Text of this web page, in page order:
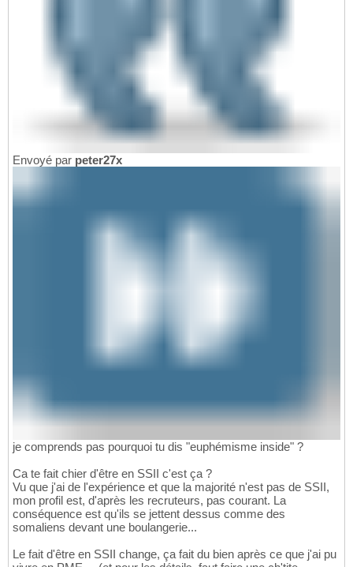
Envoyé par peter27x
je comprends pas pourquoi tu dis "euphémisme inside" ?
Ca te fait chier d'être en SSII c'est ça ?
Vu que j'ai de l'expérience et que la majorité n'est pas de SSII,
mon profil est, d'après les recruteurs, pas courant. La
conséquence est qu'ils se jettent dessus comme des
somaliens devant une boulangerie...
Le fait d'être en SSII change, ça fait du bien après ce que j'ai pu